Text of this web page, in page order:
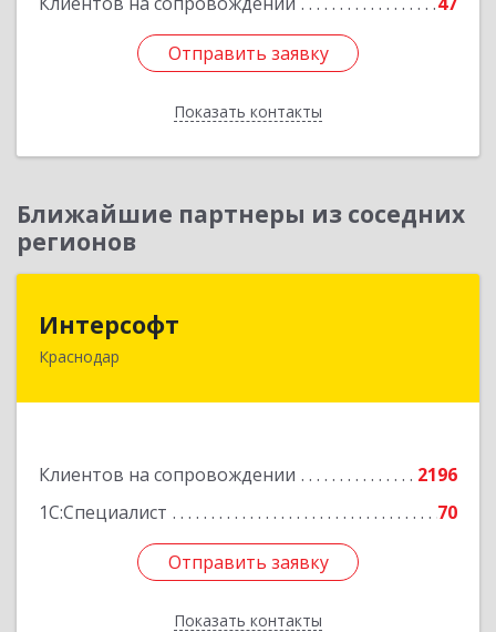
Отправить заявку
Показать контакты
Отправить заявку
Назад
Ближайшие партнеры из соседних
регионов
Интерсофт
Краснодар
Клиентов на сопровождении
2196
1С:Специалист
70
Отправить заявку
Показать контакты
350020, Краснодарский край, Краснодар г,
Отправить заявку
Назад